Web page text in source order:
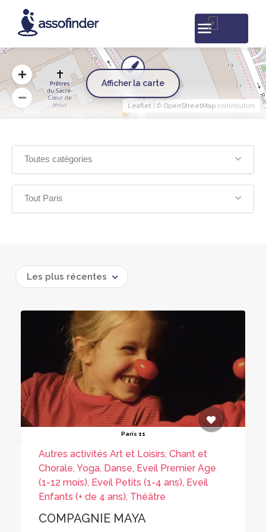
Toutes catégories
Tout Paris
Les plus récentes
Paris 11
Autres activités Art et Loisirs, Chant et
Chorale, Yoga, Danse, Eveil Premier Age
(1-12 mois), Eveil Petits (1-4 ans), Eveil
Enfants (+ de 4 ans), Théâtre
COMPAGNIE MAYA
Leaflet | © OpenStreetMap contributors
Afficher la carte